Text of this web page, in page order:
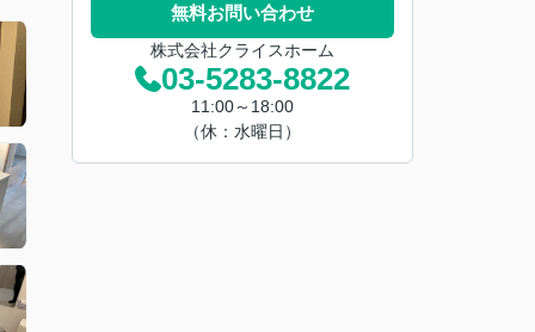
無料お問い合わせ
株式会社クライスホーム
03-5283-8822
11:00～18:00
（休：水曜日）